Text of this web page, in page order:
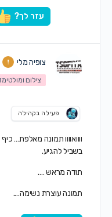
עזר לך?
צופיה מלי
צילום
פעילה בקהילה
וווואוווו תמונה מאלפת…
בשביל להגיע.
תודה מראש ….
תמונה עוצרת נשימה….